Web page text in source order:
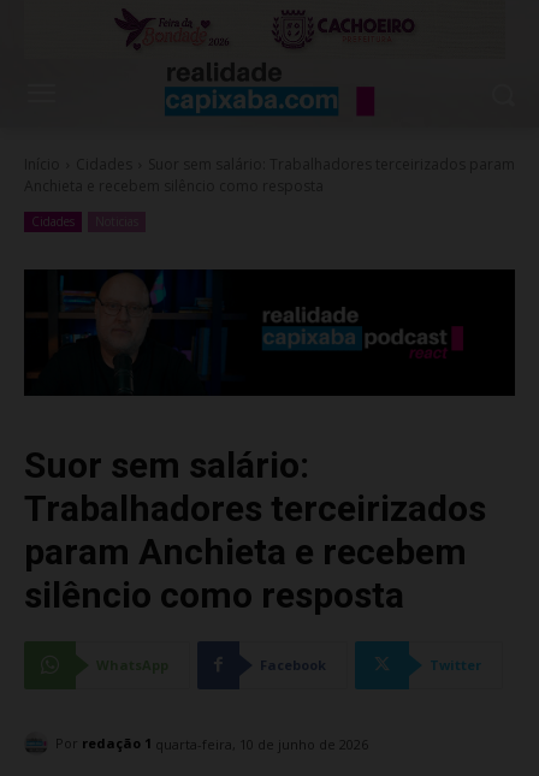
Cidades
Suor sem salário:
Trabalhadores terceirizados
param Anchieta e recebem
silêncio como resposta
Facebook Twitter
Por redação 1 quarta-feira, 10 de junho de 2026